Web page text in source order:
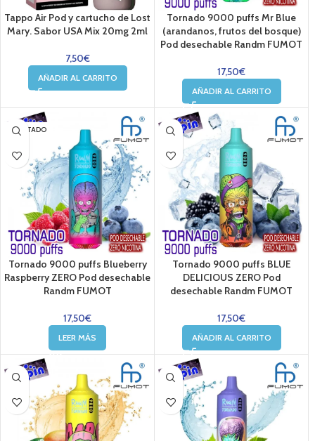
Tappo Air Pod y cartucho de Lost
Mary. Sabor USA Mix 20mg 2ml
7,50€
AÑADIR AL CARRITO
Tornado 9000 puffs Mr Blue
(arandanos, frutos del bosque)
Pod desechable Randm FUMOT
17,50€
AÑADIR AL CARRITO
AGOTADO
Tornado 9000 puffs Blueberry
Raspberry ZERO Pod desechable
Randm FUMOT
17,50€
LEER MÁS
Tornado 9000 puffs BLUE
DELICIOUS ZERO Pod
desechable Randm FUMOT
17,50€
AÑADIR AL CARRITO